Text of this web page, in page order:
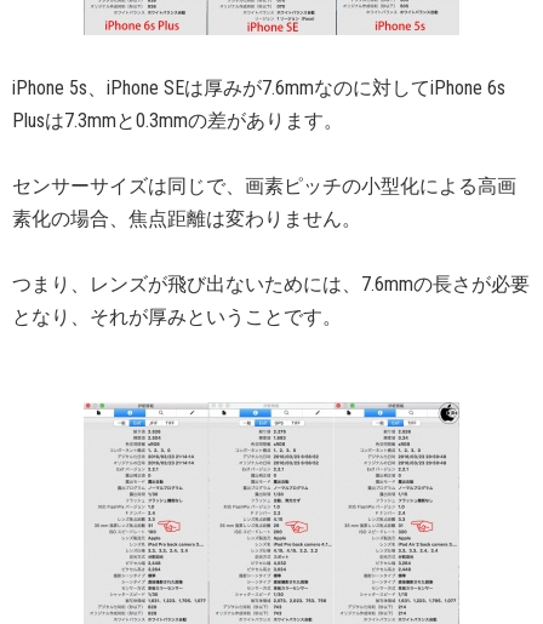
iPhone 5s、iPhone SEは厚みが7.6mmなのに対してiPhone 6s
Plusは7.3mmと0.3mmの差があります。
センサーサイズは同じで、画素ピッチの小型化による高画
素化の場合、焦点距離は変わりません。
つまり、レンズが飛び出ないためには、7.6mmの長さが必要
となり、それが厚みということです。